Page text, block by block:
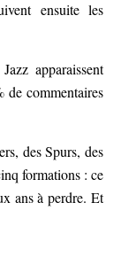
ensuite les
apparaissent
de commentaires
des Spurs, des
formations : ce
ans à perdre. Et